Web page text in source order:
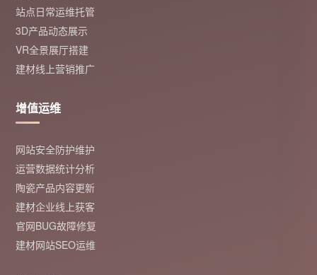
站点日常运维托管
3D产品动态展示
VR全景展厅搭建
建材线上营销推广
增值运维
网站安全防护维护
运营数据统计分析
陶瓷产品内容更新
建材企业线上获客
官网BUG故障修复
建材网站SEO运维